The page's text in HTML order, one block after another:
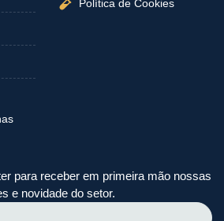
Política de Cookies
para receber em primeira mão nossas
e novidade do setor.